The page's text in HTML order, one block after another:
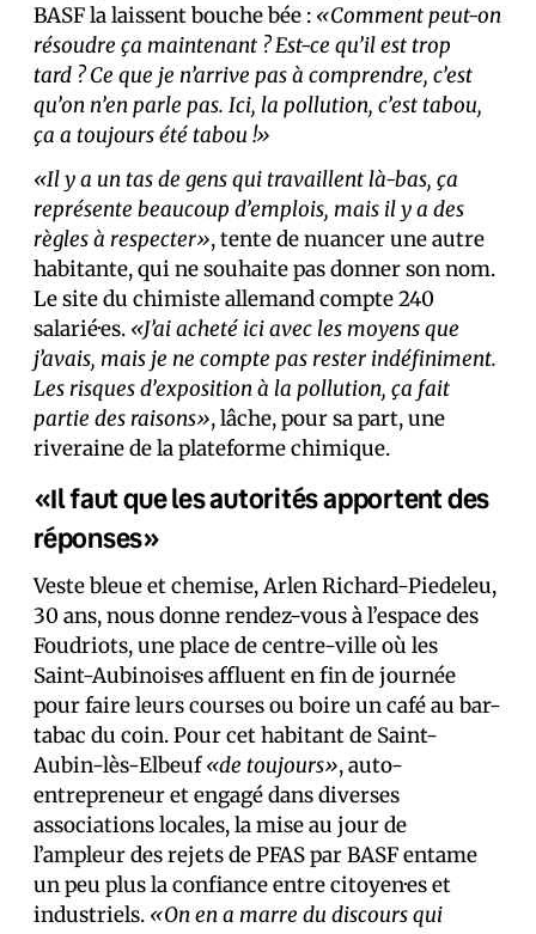
BASF la laissent bouche bée : «Comment peut-on
résoudre ça maintenant ? Est-ce qu’il est trop
tard ? Ce que je n’arrive pas à comprendre, c’est
qu’on n’en parle pas. Ici, la pollution, c’est tabou,
ça a toujours été tabou !»
«Il y a un tas de gens qui travaillent là-bas, ça
représente beaucoup d’emplois, mais il y a des
règles à respecter», tente de nuancer une autre
habitante, qui ne souhaite pas donner son nom.
Le site du chimiste allemand compte 240
salarié·es. «J’ai acheté ici avec les moyens que
j’avais, mais je ne compte pas rester indéfiniment.
Les risques d’exposition à la pollution, ça fait
partie des raisons», lâche, pour sa part, une
riveraine de la plateforme chimique.
«Il faut que les autorités apportent des
réponses»
Veste bleue et chemise, Arlen Richard-Piedeleu,
30 ans, nous donne rendez-vous à l’espace des
Foudriots, une place de centre-ville où les
Saint-Aubinois·es affluent en fin de journée
pour faire leurs courses ou boire un café au bar-
tabac du coin. Pour cet habitant de Saint-
Aubin-lès-Elbeuf«de toujours», auto-
entrepreneur et engagé dans diverses
associations locales, la mise au jour de
l’ampleur des rejets de PFAS par BASF entame
un peu plus la confiance entre citoyen·es et
industriels. «On en a marre du discours qui